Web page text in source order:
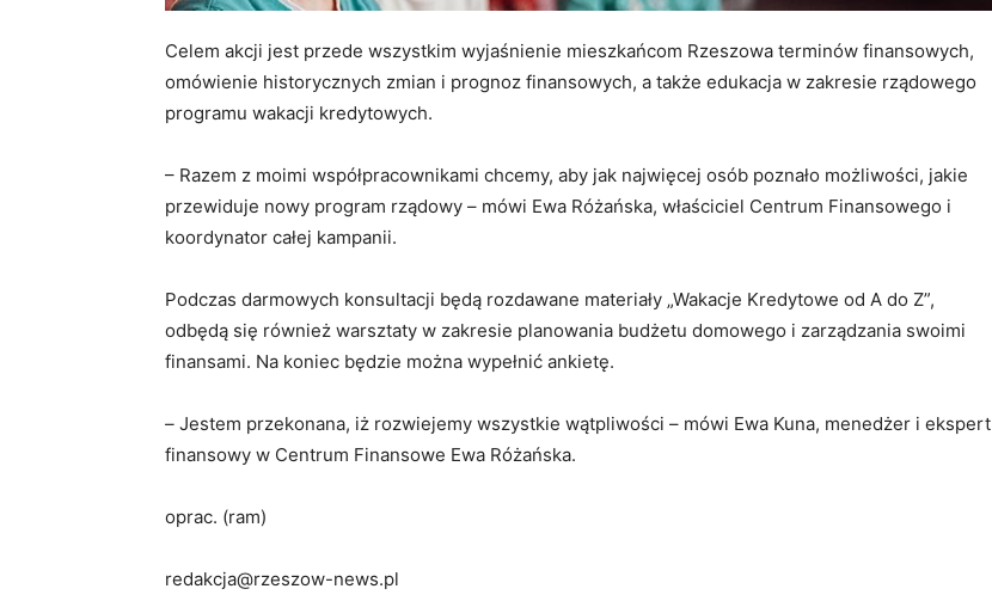
Celem akcji jest przede wszystkim wyjaśnienie mieszkańcom Rzeszowa terminów finansowych,
omówienie historycznych zmian i prognoz finansowych, a także edukacja w zakresie rządowego
programu wakacji kredytowych.
– Razem z moimi współpracownikami chcemy, aby jak najwięcej osób poznało możliwości, jakie
przewiduje nowy program rządowy – mówi Ewa Różańska, właściciel Centrum Finansowego i
koordynator całej kampanii.
Podczas darmowych konsultacji będą rozdawane materiały „Wakacje Kredytowe od A do Z”,
odbędą się również warsztaty w zakresie planowania budżetu domowego i zarządzania swoimi
finansami. Na koniec będzie można wypełnić ankietę.
– Jestem przekonana, iż rozwiejemy wszystkie wątpliwości – mówi Ewa Kuna, menedżer i ekspert
finansowy w Centrum Finansowe Ewa Różańska.
oprac. (ram)
redakcja@rzeszow-news.pl